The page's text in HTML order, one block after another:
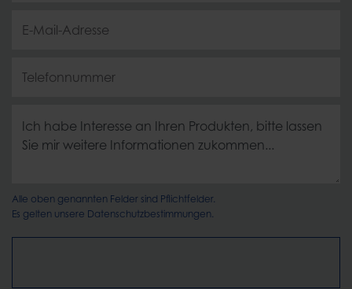
Alle oben genannten Felder sind Pflichtfelder.
Es gelten unsere Datenschutzbestimmungen.